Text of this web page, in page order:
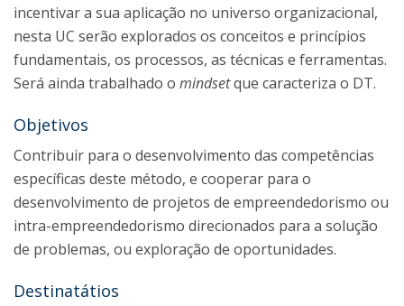
incentivar a sua aplicação no universo organizacional,
nesta UC serão explorados os conceitos e princípios
fundamentais, os processos, as técnicas e ferramentas.
Será ainda trabalhado o mindsetque caracteriza o DT.
Objetivos
Contribuir para o desenvolvimento das competências
específicas deste método, e cooperar para o
desenvolvimento de projetos de empreendedorismo ou
intra-empreendedorismo direcionados para a solução
de problemas, ou exploração de oportunidades.
Destinatátios